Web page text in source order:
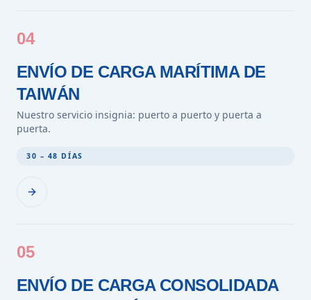
04
ENVÍO DE CARGA MARÍTIMA DE
TAIWÁN
Nuestro servicio insignia: puerto a puerto y puerta a
puerta.
30 – 48 DÍAS
05
ENVÍO DE CARGA CONSOLIDADA